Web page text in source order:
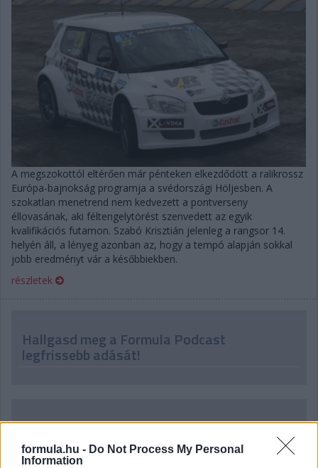
formula.hu - Do Not Process My Personal
Information
A megszokottól eltérően már pénteken elkezdődött a ralikrossz
Európa-bajnokság programja a svédországi Höljesben. A
szokatlan menetrend nem kedvezett a pontverseny
éllovasának, aki féltengelytörést szenvedett az egyik
kvalifikációs futamon. Szabó Krisztián jelenleg a rangsor 14.
helyén áll, a lényeg azonban az, hogy a tempó alapján sokkal
jobb eredményt vár a későbbiekben.
részletek
Hallgasd meg a Formula Podcast
legfrissebb adását!
Kövess minket a Facebookon